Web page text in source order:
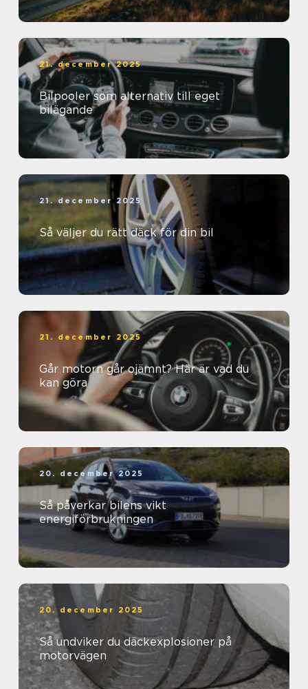
21. december 2025
Bilpooler som alternativ till eget
bilägande
21. december 2025
Så väljer du rätt däck för din bil
21. december 2025
Går motorn går ojämnt? Här är vad du
kan göra
20. december 2025
Så påverkar bilens vikt
energiförbrukningen
20. december 2025
Så undviker du däckexplosioner på
motorvägen